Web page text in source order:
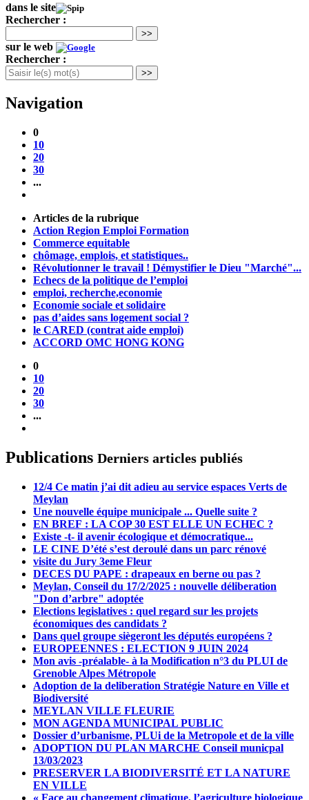
dans le site
Rechercher :
>>
sur le web
Rechercher :
>>
Navigation
0
10
20
30
...
Articles de la rubrique
Action Region Emploi Formation
Commerce equitable
chômage, emplois, et statistiques..
Révolutionner le travail ! Démystifier le Dieu "Marché"...
Echecs de la politique de l’emploi
emploi, recherche,economie
Economie sociale et solidaire
pas d’aides sans logement social ?
le CARED (contrat aide emploi)
ACCORD OMC HONG KONG
0
10
20
30
...
Publications Derniers articles publiés
12/4 Ce matin j’ai dit adieu au service espaces Verts de
Meylan
Une nouvelle équipe municipale ... Quelle suite ?
EN BREF : LA COP 30 EST ELLE UN ECHEC ?
Existe -t- il avenir écologique et démocratique...
LE CINE D’été s’est deroulé dans un parc rénové
visite du Jury 3eme Fleur
DECES DU PAPE : drapeaux en berne ou pas ?
Meylan, Conseil du 17/2/2025 : nouvelle déliberation
"Don d’arbre" adoptée
Elections legislatives : quel regard sur les projets
économiques des candidats ?
Dans quel groupe siègeront les députés européens ?
EUROPEENNES : ELECTION 9 JUIN 2024
Mon avis -préalable- à la Modification n°3 du PLUI de
Grenoble Alpes Métropole
Adoption de la deliberation Stratégie Nature en Ville et
Biodiversité
MEYLAN VILLE FLEURIE
MON AGENDA MUNICIPAL PUBLIC
Dossier d’urbanisme, PLUi de la Metropole et de la ville
ADOPTION DU PLAN MARCHE Conseil municpal
13/03/2023
PRESERVER LA BIODIVERSITÉ ET LA NATURE
EN VILLE
« Face au changement climatique, l’agriculture biologique